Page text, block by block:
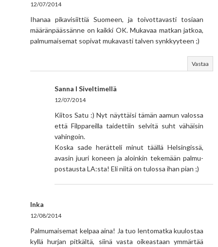
12/07/2014
Ihanaa pikavisiittiä Suomeen, ja toivottavasti tosiaan
määränpäässänne on kaikki OK. Mukavaa matkan jatkoa,
palmumaisemat sopivat mukavasti talven synkkyyteen ;)
Vastaa
Sanna I Siveltimellä
12/07/2014
Kiitos Satu :) Nyt näyttäisi tämän aamun valossa
että Filppareilla taidettiin selvitä suht vähäisin
vahingoin.
Koska sade herätteli minut täällä Helsingissä,
avasin juuri koneen ja aloinkin tekemään palmu-
postausta LA:sta! Eli niitä on tulossa ihan pian ;)
Inka
12/08/2014
Palmumaisemat kelpaa aina! Ja tuo lentomatka kuulostaa
kyllä hurjan pitkältä, siinä vasta oikeastaan ymmärtää